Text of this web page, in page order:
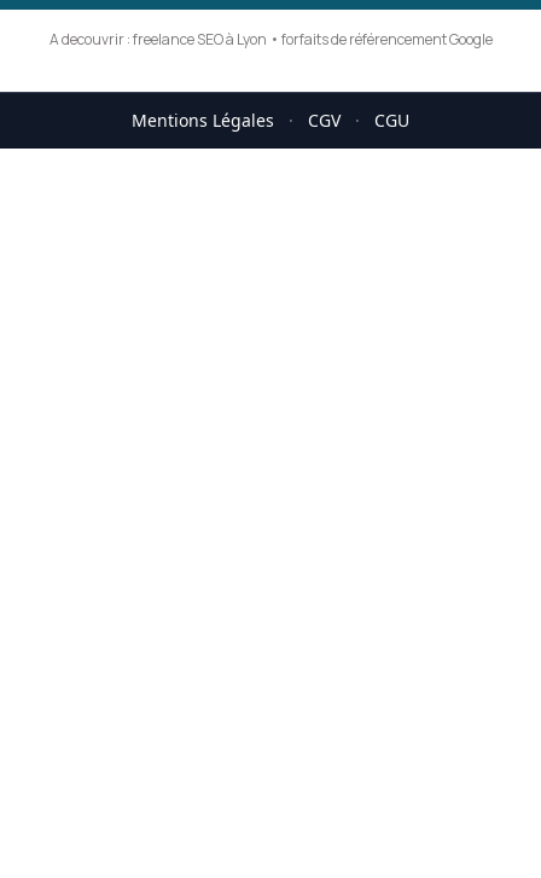
A decouvrir :freelance SEO à Lyon • forfaits de référencement Google
Mentions Légales · CGV · CGU